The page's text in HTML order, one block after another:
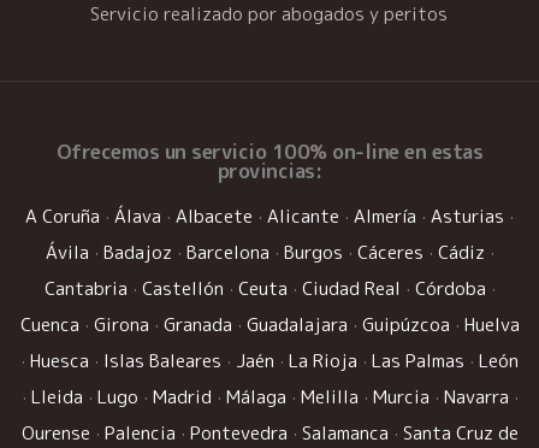
Servicio realizado por abogados y peritos
Ofrecemos un servicio 100% on-line en estas
provincias:
A Coruña · Álava · Albacete · Alicante · Almería · Asturias ·
Ávila · Badajoz · Barcelona · Burgos · Cáceres · Cádiz ·
Cantabria · Castellón · Ceuta · Ciudad Real · Córdoba ·
Cuenca · Girona · Granada · Guadalajara · Guipúzcoa · Huelva
· Huesca · Islas Baleares · Jaén · La Rioja · Las Palmas · León
· Lleida · Lugo · Madrid · Málaga · Melilla · Murcia · Navarra ·
Ourense · Palencia · Pontevedra · Salamanca · Santa Cruz de